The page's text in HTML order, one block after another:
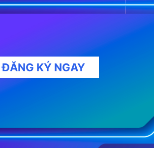
ĐĂNG KÝ NGAY